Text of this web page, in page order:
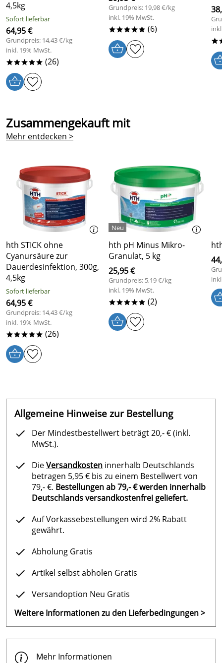
Fütingsweg 20, D-47805 Krefeld, info@solenis.com
4,5kg
Sofort lieferbar
64,95 €
Grundpreis: 14,43 €/kg
inkl. 19% MwSt.
***** (26)
Grundpreis: 19,98 €/kg
inkl. 19% MwSt.
***** (6)
Zusammengekauft mit
Mehr entdecken >
hth STICK ohne
Cyanursäure zur
Dauerdesinfektion, 300g,
4,5kg
Sofort lieferbar
64,95 €
Grundpreis: 14,43 €/kg
inkl. 19% MwSt.
***** (26)
hth pH Minus Mikro-
Granulat, 5 kg
25,95 €
Grundpreis: 5,19 €/kg
inkl. 19% MwSt.
***** (2)
Allgemeine Hinweise zur Bestellung
Der Mindestbestellwert beträgt 20,- € (inkl.
MwSt.).
DieVersandkosten innerhalb Deutschlands
betragen 5,95 € bis zu einem Bestellwert von
79,- €. Bestellungen ab 79,- € werden innerhalb
Deutschlands versandkostenfrei geliefert.
Auf Vorkassebestellungen wird 2% Rabatt
gewährt.
Abholung Gratis
Artikel selbst abholen Gratis
Versandoption Neu Gratis
Weitere Informationen zu den Lieferbedingungen >
Mehr Informationen